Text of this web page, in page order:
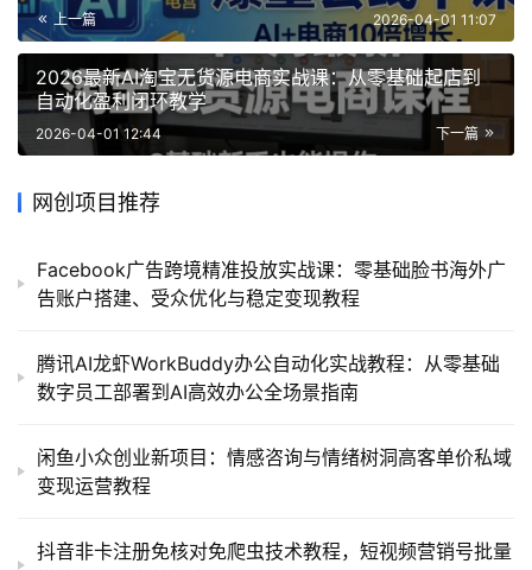
上一篇 2026-04-01 11:07
2026最新AI淘宝无货源电商实战课：从零基础起店到
自动化盈利闭环教学
下一篇
2026-04-01 12:44
网创项目推荐
Facebook广告跨境精准投放实战课：零基础脸书海外广
告账户搭建、受众优化与稳定变现教程
腾讯AI龙虾WorkBuddy办公自动化实战教程：从零基础
数字员工部署到AI高效办公全场景指南
闲鱼小众创业新项目：情感咨询与情绪树洞高客单价私域
变现运营教程
抖音非卡注册免核对免爬虫技术教程，短视频营销号批量